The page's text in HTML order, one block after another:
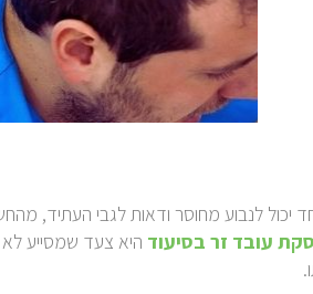
לנבוע מחוסר ודאות לגבי העתיד,
עובד זר בסיעוד היא צעד שמסייע